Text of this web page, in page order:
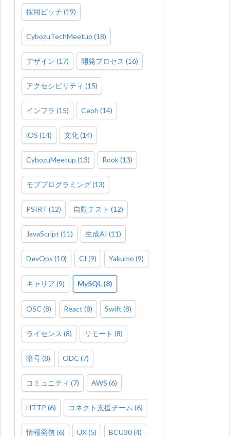
採用ピッチ (19)
CybozuTechMeetup (18)
デザイン (17) 開発プロセス (16)
アクセシビリティ (15)
インフラ (15) Ceph (14)
iOS (14) 文化(14)
CybozuMeetup (13) Rook(13)
モブプログラミング(13)
PSIRT (12) 自動テスト (12)
JavaScript (11) 生成AI (11)
DevOps (10) CI (9) Yakumo (9)
キャリア (9) MySQL (8)
OSC (8) React (8) Swift (8)
ライセンス (8) リモート (8)
暗号(8) ODC (7)
コミュニティ (7) AWS (6)
HTTP (6) コネクト支援チーム (6)
情報発信(6) UX(5) BCU30(4)